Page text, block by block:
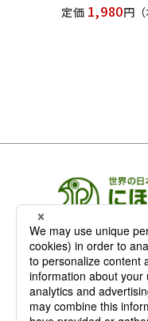
定価 1,980円
凡人社の出
〒102-0093 東
TEL：03-3263-